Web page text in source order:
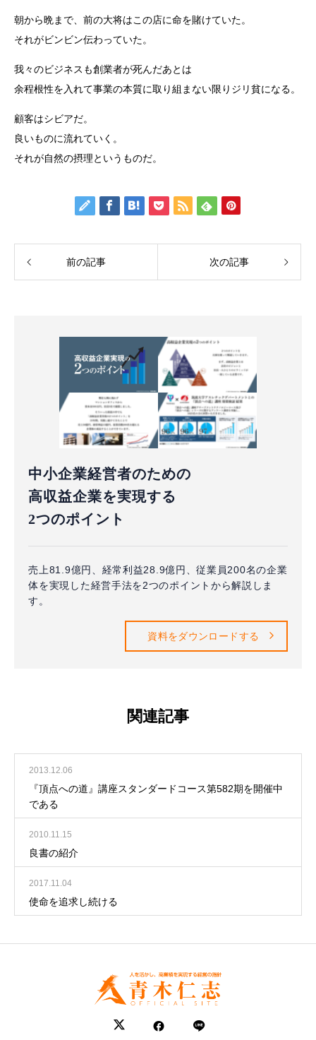
朝から晩まで、前の大将はこの店に命を賭けていた。
それがビンビン伝わっていた。
我々のビジネスも創業者が死んだあとは
余程根性を入れて事業の本質に取り組まない限りジリ貧になる。
顧客はシビアだ。
良いものに流れていく。
それが自然の摂理というものだ。
前の記事 次の記事
中小企業経営者のための
高収益企業を実現する
2つのポイント
売上81.9億円、経常利益28.9億円、従業員200名の企業
体を実現した経営手法を2つのポイントから解説しま
す。
資料をダウンロードする
関連記事
2013.12.06
『頂点への道』講座スタンダードコース第582期を開催中
である
2010.11.15
良書の紹介
2017.11.04
使命を追求し続ける